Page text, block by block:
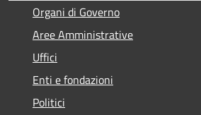
Organi di Governo
Aree Amministrative
Uffici
Enti e fondazioni
Politici